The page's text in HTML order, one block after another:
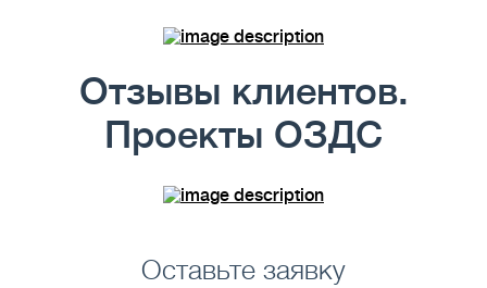
Отзывы клиентов.
Проекты ОЗДС
Оставьте заявку